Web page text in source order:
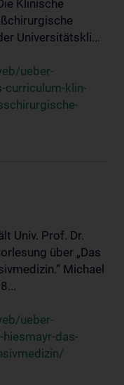
Klinische
Universitätskli...
ueber-
klin-
Univ. Prof. Dr.
über „Das
Michael
ueber-
das-